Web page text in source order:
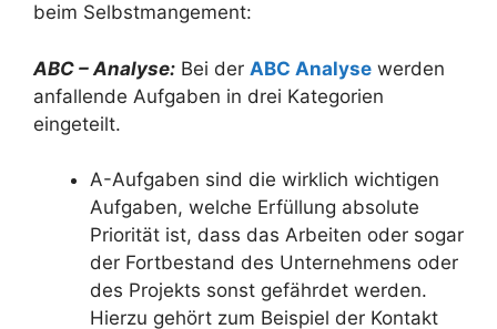
beim Selbstmangement:
ABC – Analyse: Bei der ABC Analyse werden
anfallende Aufgaben in drei Kategorien
eingeteilt.
A-Aufgaben sind die wirklich wichtigen
Aufgaben, welche Erfüllung absolute
Priorität ist, dass das Arbeiten oder sogar
der Fortbestand des Unternehmens oder
des Projekts sonst gefährdet werden.
Hierzu gehört zum Beispiel der Kontakt